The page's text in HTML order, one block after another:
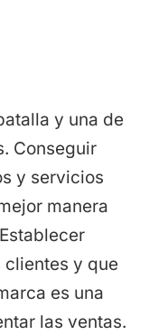
y una de
Conseguir
y servicios
manera
clientes y que
es una
las ventas.